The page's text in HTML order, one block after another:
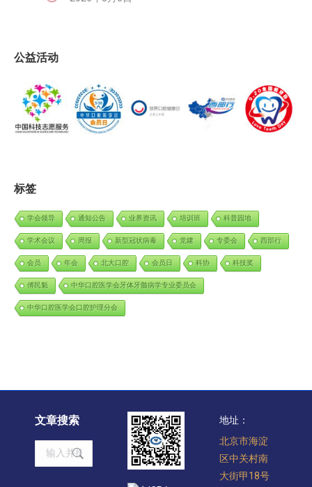
公益活动
标签
学会领导 通知公告 业界资讯 培训班 科普园地
学术会议 周报 新型冠状病毒 党建 专委会 西部行
会员 年会 北大口腔 会员日 科协 科技奖
傅民魁 中华口腔医学会牙体牙髓病学专业委员会
中华口腔医学会口腔护理分会
文章搜索
Search:
地址：
北京市海淀
区中关村南
大街甲18号